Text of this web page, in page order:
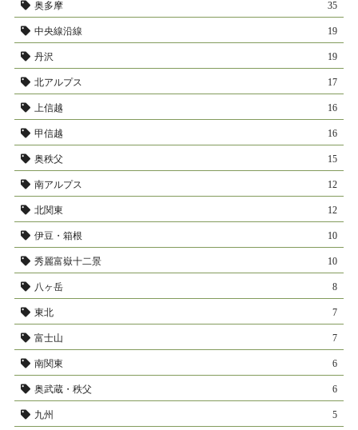
奥多摩 35
中央線沿線 19
丹沢 19
北アルプス 17
上信越 16
甲信越 16
奥秩父 15
南アルプス 12
北関東 12
伊豆・箱根 10
秀麗富嶽十二景 10
八ヶ岳 8
東北 7
富士山 7
南関東 6
奥武蔵・秩父 6
九州 5